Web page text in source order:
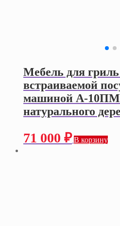
Мебель для
встраиваемой
машиной А-
натурального
71 000 ₽ В корзину